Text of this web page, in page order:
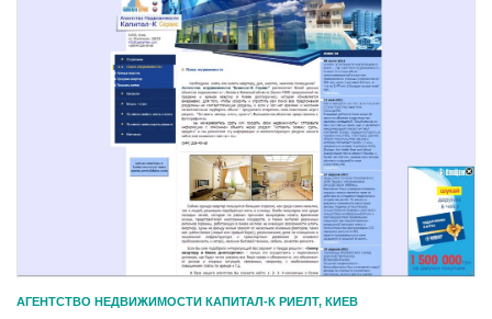
АГЕНТСТВО НЕДВИЖИМОСТИ КАПИТАЛ-К РИЕЛТ, КИЕВ